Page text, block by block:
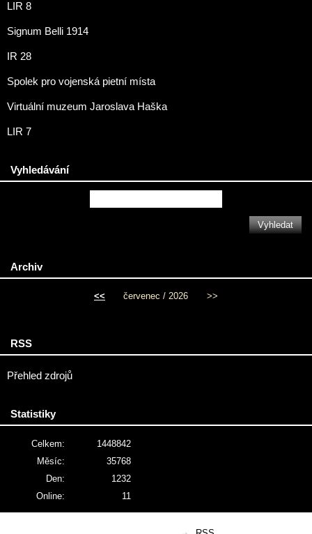
LIR 8
Signum Belli 1914
IR 28
Spolek pro vojenská pietní místa
Virtuální muzeum Jaroslava Haška
LIR 7
Vyhledávání
Archiv
<< červenec / 2026 >>
RSS
Přehled zdrojů
Statistiky
Online: 11
Celkem:
1448842
Měsíc:
35768
Den:
1232